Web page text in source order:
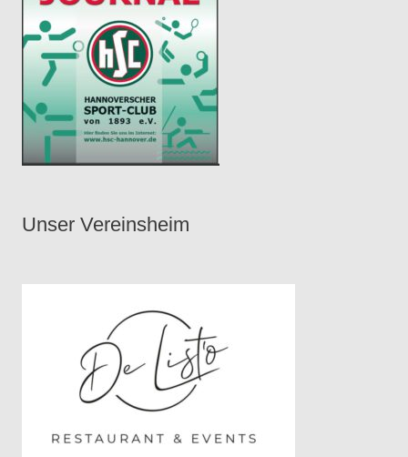
Unser Vereinsheim